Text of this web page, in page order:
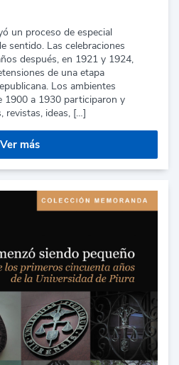
un proceso de especial
sentido. Las celebraciones
después, en 1921 y 1924,
de una etapa
Los ambientes
1900 a 1930 participaron y
revistas, ideas, […]
Ver más